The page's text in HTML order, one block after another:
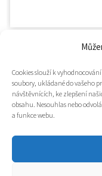
Cookies slouží k
soubory, ukládané do vašeho
návštěvnících, ke zlepšení
obsahu. Nesouhlas nebo
a funkce webu.